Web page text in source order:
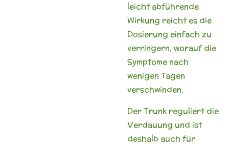
leicht abführende
Wirkung reicht es die
Dosierung einfach zu
verringern, worauf die
Symptome nach
wenigen Tagen
verschwinden.
Der Trunk reguliert die
Verdauung und ist
deshalb auch für